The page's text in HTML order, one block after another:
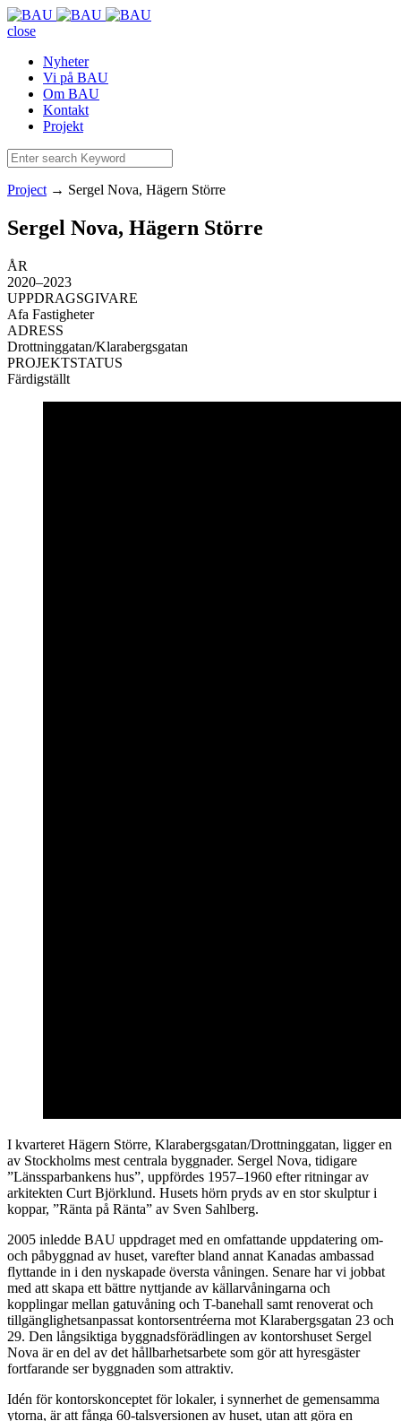
close
Nyheter
Vi på BAU
Om BAU
Kontakt
Projekt
Project → Sergel Nova, Hägern Större
Sergel Nova, Hägern Större
ÅR
2020–2023
UPPDRAGSGIVARE
Afa Fastigheter
ADRESS
Drottninggatan/Klarabergsgatan
PROJEKTSTATUS
Färdigställt
I kvarteret Hägern Större, Klarabergsgatan/Drottninggatan, ligger en
av Stockholms mest centrala byggnader. Sergel Nova, tidigare
”Länssparbankens hus”, uppfördes 1957–1960 efter ritningar av
arkitekten Curt Björklund. Husets hörn pryds av en stor skulptur i
koppar, ”Ränta på Ränta” av Sven Sahlberg.
2005 inledde BAU uppdraget med en omfattande uppdatering om-
och påbyggnad av huset, varefter bland annat Kanadas ambassad
flyttande in i den nyskapade översta våningen. Senare har vi jobbat
med att skapa ett bättre nyttjande av källarvåningarna och
kopplingar mellan gatuvåning och T-banehall samt renoverat och
tillgänglighetsanpassat kontorsentréerna mot Klarabergsgatan 23 och
29. Den långsiktiga byggnadsförädlingen av kontorshuset Sergel
Nova är en del av det hållbarhetsarbete som gör att hyresgäster
fortfarande ser byggnaden som attraktiv.
Idén för kontorskonceptet för lokaler, i synnerhet de gemensamma
ytorna, är att fånga 60-talsversionen av huset, utan att göra en